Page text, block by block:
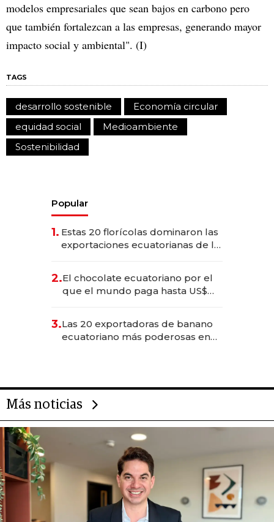
modelos empresariales que sean bajos en carbono pero
que también fortalezcan a las empresas, generando mayor
impacto social y ambiental". (I)
TAGS
desarrollo sostenible
Economía circular
equidad social
Medioambiente
Sostenibilidad
Popular
1. Estas 20 florícolas dominaron las
exportaciones ecuatorianas de la
2.El chocolate ecuatoriano por el
que el mundo paga hasta US$
3.Las 20 exportadoras de banano
ecuatoriano más poderosas en
Más noticias